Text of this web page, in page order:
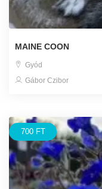
MAINE COON
Gyód
Gábor Czibor
700 FT